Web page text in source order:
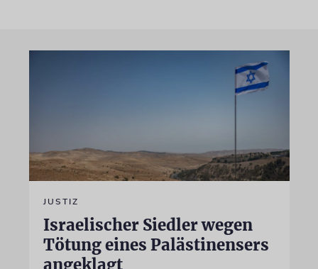
JUSTIZ
Israelischer Siedler wegen
Tötung eines Palästinensers
angeklagt